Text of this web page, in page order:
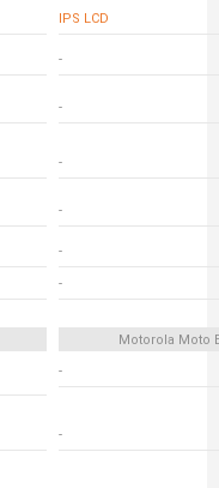
IPS LCD
-
-
-
-
-
-
Motorola Moto
-
-